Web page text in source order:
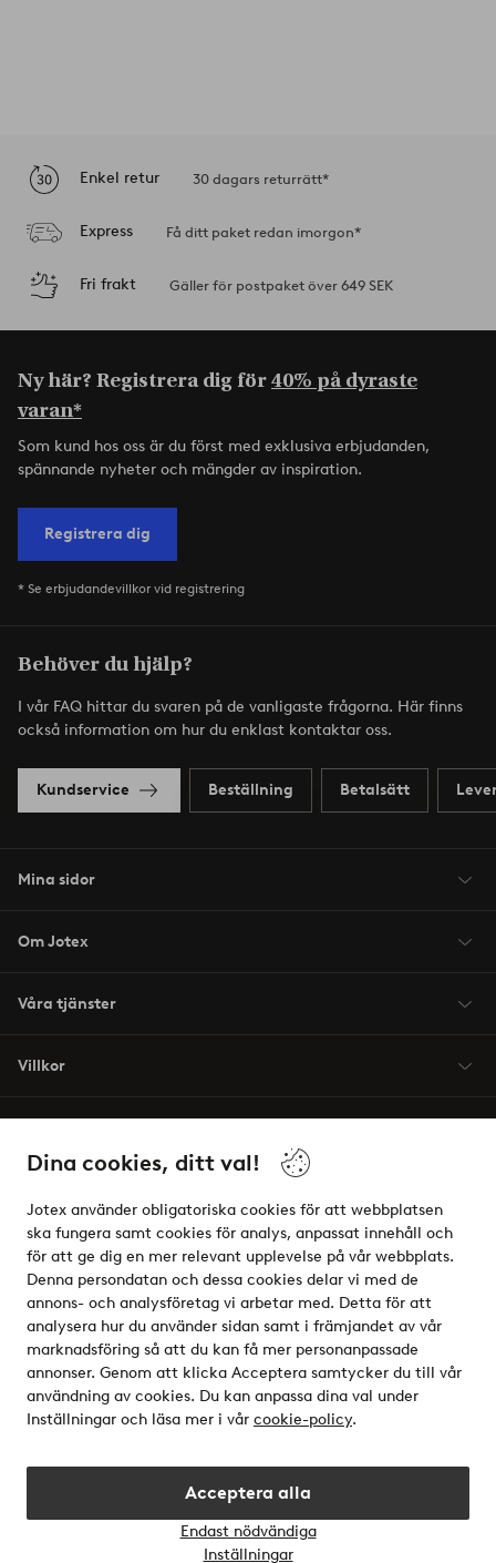
Dina cookies, ditt val!
Jotex använder obligatoriska cookies för att webbplatsen
ska fungera samt cookies för analys, anpassat innehåll och
för att ge dig en mer relevant upplevelse på vår webbplats.
Denna persondatan och dessa cookies delar vi med de
annons- och analysföretag vi arbetar med. Detta för att
analysera hur du använder sidan samt i främjandet av vår
marknadsföring så att du kan få mer personanpassade
annonser. Genom att klicka Acceptera samtycker du till vår
användning av cookies. Du kan anpassa dina val under
Inställningar och läsa mer i vår cookie-policy.
Acceptera alla
Endast nödvändiga
Inställningar
Enkel retur 30 dagars returrätt*
Express Få ditt paket redan imorgon*
Fri frakt Gäller för postpaket över 649 SEK
Ny här? Registrera dig för40% på dyraste
varan*
Som kund hos oss är du först med exklusiva erbjudanden,
spännande nyheter och mängder av inspiration.
Registrera dig
* Se erbjudandevillkor vid registrering
Behöver du hjälp?
I vår FAQ hittar du svaren på de vanligaste frågorna. Här finns
också information om hur du enklast kontaktar oss.
Kundservice Beställning Betalsätt
Mina sidor
Om Jotex
Våra tjänster
Villkor
Säkra betalningar - Betala direkt eller dela upp
Vill du veta mer om våra betalalternativ?
elpy